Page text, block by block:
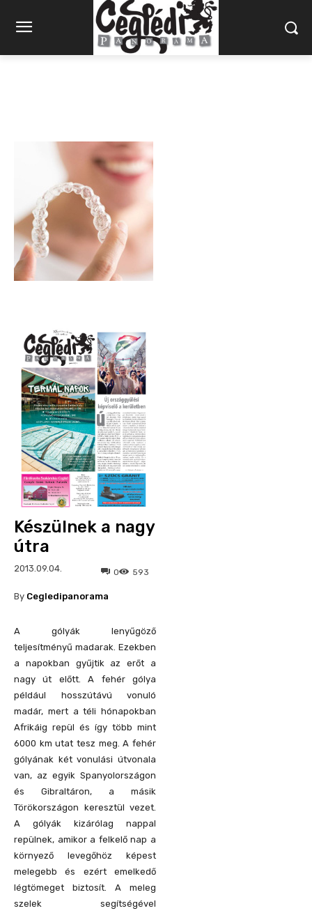
Készülnek a nagy
útra
2013.09.04. 593
0
By Cegledipanorama
A gólyák lenyűgöző
teljesítményű madarak. Ezekben
a napokban gyűjtik az erőt a
nagy út előtt. A fehér gólya
például hosszútávú vonuló
madár, mert a téli hónapokban
Afrikáig repül és így több mint
6000 km utat tesz meg. A fehér
gólyának két vonulási útvonala
van, az egyik Spanyolországon
és Gibraltáron, a másik
Törökországon keresztül vezet.
A gólyák kizárólag nappal
repülnek, amikor a felkelő nap a
környező levegőhöz képest
melegebb és ezért emelkedő
légtömeget biztosít. A meleg
szelek segítségével